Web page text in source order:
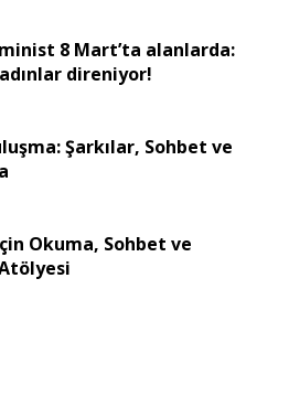
8 Mart’ta alanlarda:
direniyor!
Şarkılar, Sohbet ve
Okuma, Sohbet ve